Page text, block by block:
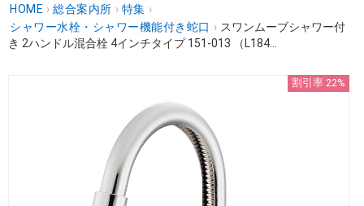
HOME › 総合案内所 › 特集 ›
シャワー水栓・シャワー機能付き蛇口 › スワンムーブシャワー付
き 2ハンドル混合栓 4インチタイプ 151-013 （L184...
割引率 22%